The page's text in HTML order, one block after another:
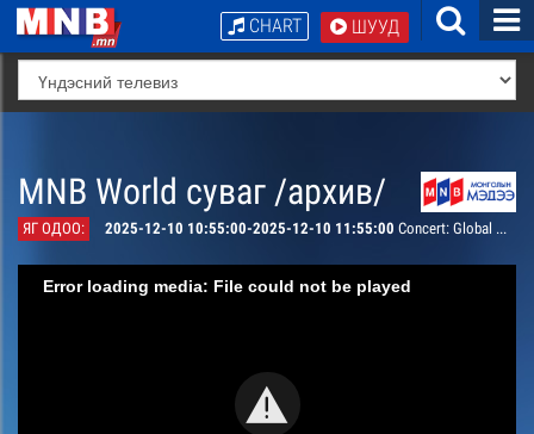
ШУУД
CHART
MNB World суваг /архив/
ЯГ ОДОО: 2025-12-10 10:55:00-2025-12-10 11:55:00 Concert: Global Mind 2019
Error loading media: File could not be played